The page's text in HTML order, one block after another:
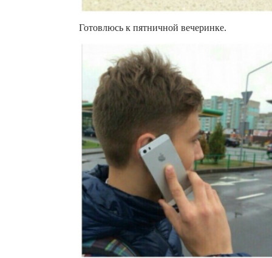
Готовлюсь к пятничной вечеринке.